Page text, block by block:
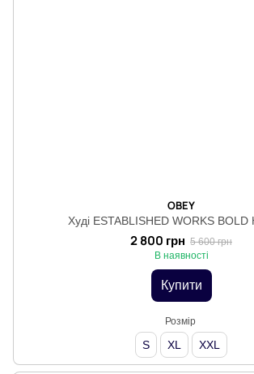
OBEY
Худі ESTABLISHED WORKS BOLD
2 800 грн 5 600 грн
В наявності
Купити
Розмір
S XL XXL